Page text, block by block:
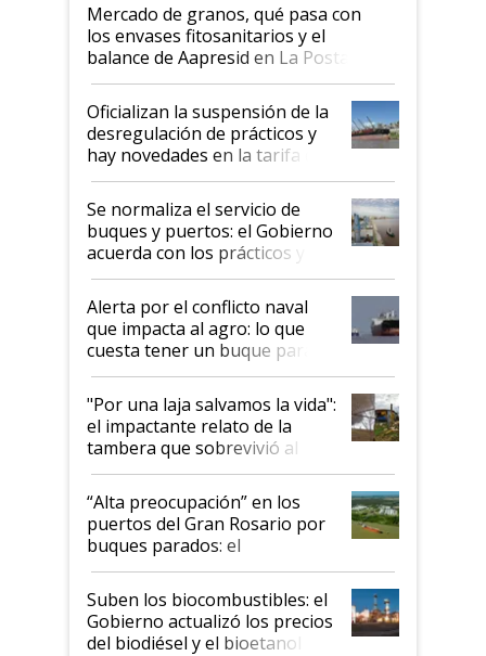
Mercado de granos, qué pasa con
los envases fitosanitarios y el
balance de Aapresid en La Posta
Oficializan la suspensión de la
desregulación de prácticos y
hay novedades en la tarifa de
la hidrovía
Se normaliza el servicio de
buques y puertos: el Gobierno
acuerda con los prácticos y
suspende el decreto de
desregulación
Alerta por el conflicto naval
que impacta al agro: lo que
cuesta tener un buque parado
y el peligro de que Argentina
pase a ser "país sucio"
"Por una laja salvamos la vida":
el impactante relato de la
tambera que sobrevivió al
tornado
“Alta preocupación” en los
puertos del Gran Rosario por
buques parados: el
funcionamiento de las
exportadoras en tensión tras
la medida de fuerza de los
prácticos
Suben los biocombustibles: el
Gobierno actualizó los precios
del biodiésel y el bioetanol